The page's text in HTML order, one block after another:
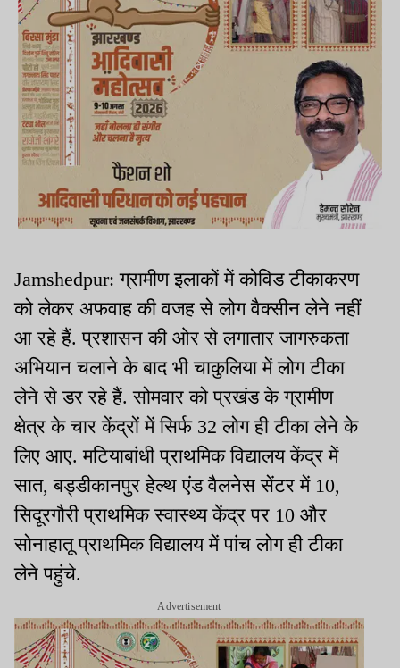
Jamshedpur: ग्रामीण इलाकों में कोविड टीकाकरण
को लेकर अफवाह की वजह से लोग वैक्सीन लेने नहीं
आ रहे हैं. प्रशासन की ओर से लगातार जागरुकता
अभियान चलाने के बाद भी चाकुलिया में लोग टीका
लेने से डर रहे हैं. सोमवार को प्रखंड के ग्रामीण
क्षेत्र के चार केंद्रों में सिर्फ 32 लोग ही टीका लेने के
लिए आए. मटियाबांधी प्राथमिक विद्यालय केंद्र में
सात, बड्डीकानपुर हेल्थ एंड वैलनेस सेंटर में 10,
सिदूरगौरी प्राथमिक स्वास्थ्य केंद्र पर 10 और
सोनाहातू प्राथमिक विद्यालय में पांच लोग ही टीका
लेने पहुंचे.
Advertisement